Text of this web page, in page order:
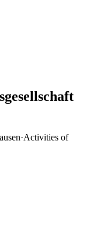
·Activities of